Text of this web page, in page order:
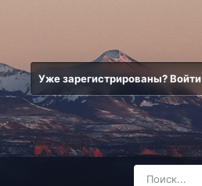
Уже зарегистрированы? Войти